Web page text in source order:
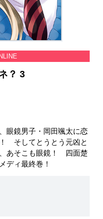
？ 3
眼鏡男子・岡田颯太に恋
そしてとうとう元凶と
あそこも眼鏡！ 四面楚
ディ最終巻！